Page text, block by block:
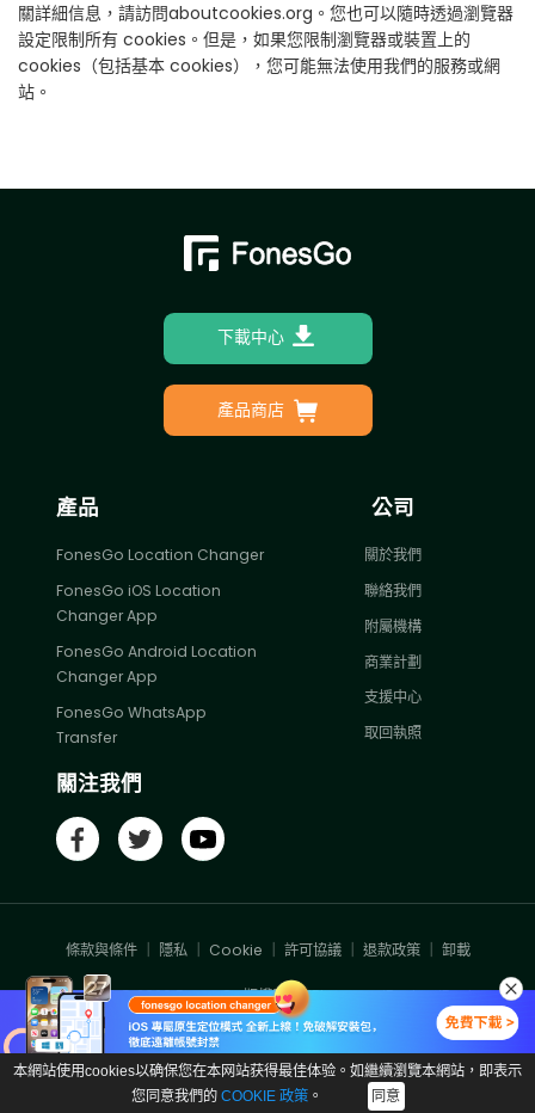
關詳細信息，請訪問aboutcookies.org。您也可以隨時透過瀏覽器
設定限制所有 cookies。但是，如果您限制瀏覽器或裝置上的
cookies（包括基本 cookies），您可能無法使用我們的服務或網
站。
下載中心
產品商店
產品
FonesGo Location Changer
FonesGo iOS Location
Changer App
FonesGo Android Location
Changer App
FonesGo WhatsApp
Transfer
公司
關於我們
聯絡我們
附屬機構
商業計劃
支援中心
取回執照
關注我們
條款與條件 隱私 Cookie 許可協議 退款政策 卸載
Copyright ©2026FonesGo版權所有. iPhone®、iPad®、iPod®、
iTunes® 和 Mac® 是 Apple Inc. 在美國和其他國家/地區的註冊商標。
FonesGo 的軟體並非由 Apple Inc. 開發或附屬於 Apple Inc.。
本網站使用cookies以确保您在本网站获得最佳体验。如繼續瀏覽本網站，即表示
您同意我們的 COOKIE 政策。 同意